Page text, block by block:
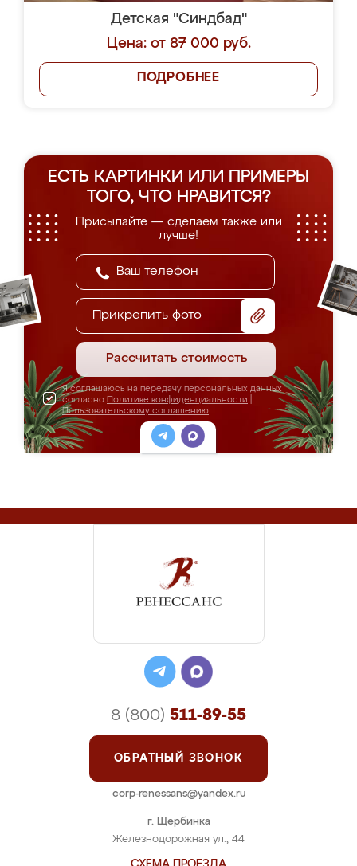
Детская "Синдбад"
Цена: от 87 000 руб.
ПОДРОБНЕЕ
ЕСТЬ КАРТИНКИ ИЛИ ПРИМЕРЫ
ТОГО, ЧТО НРАВИТСЯ?
Присылайте — сделаем также или
лучше!
Прикрепить фото
Рассчитать стоимость
Я соглашаюсь на передачу персональных данных
согласно Политике конфиденциальности
Пользовательскому соглашению
г. Щербинка
Железнодорожная ул., 44
8 (800) 511-89-55
ОБРАТНЫЙ ЗВОНОК
corp-renessans@yandex.ru